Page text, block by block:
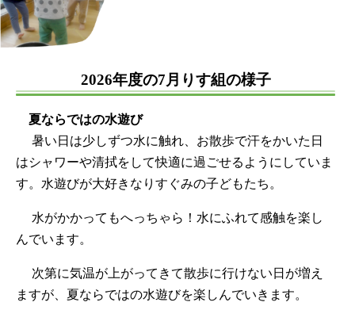
2026年度の7月りす組の様子
夏ならではの水遊び
暑い日は少しずつ水に触れ、お散歩で汗をかいた日
はシャワーや清拭をして快適に過ごせるようにしていま
す。水遊びが大好きなりすぐみの子どもたち。
水がかかってもへっちゃら！水にふれて感触を楽し
んでいます。
次第に気温が上がってきて散歩に行けない日が増え
ますが、夏ならではの水遊びを楽しんでいきます。